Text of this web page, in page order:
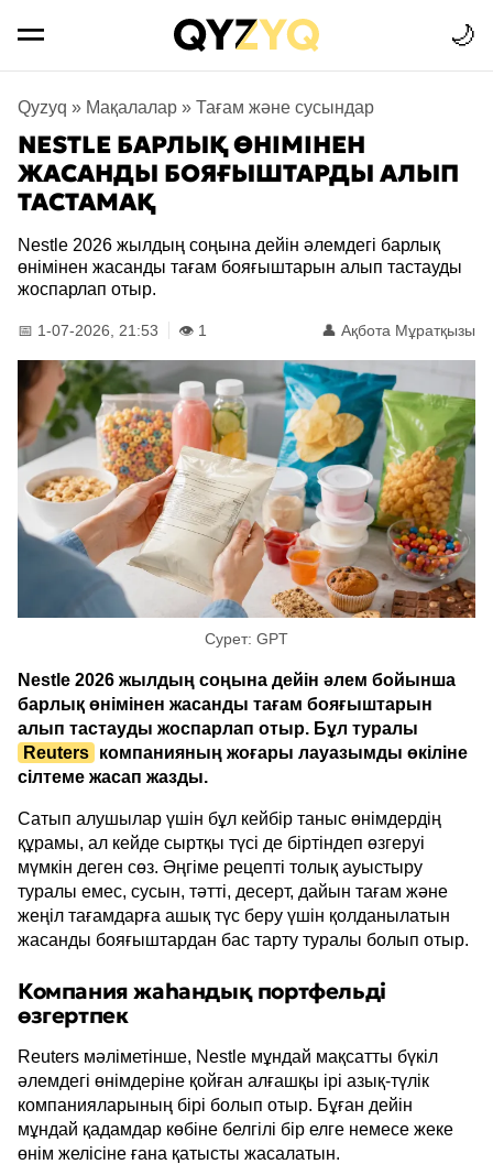
🌙
Qyzyq » Мақалалар » Тағам және сусындар
NESTLE БАРЛЫҚ ӨНІМІНЕН
ЖАСАНДЫ БОЯҒЫШТАРДЫ АЛЫП
ТАСТАМАҚ
Nestle 2026 жылдың соңына дейін әлемдегі барлық
өнімінен жасанды тағам бояғыштарын алып тастауды
жоспарлап отыр.
📅 1-07-2026, 21:53 👁️ 1 👤 Ақбота Мұратқызы
Сурет: GPT
Nestle 2026 жылдың соңына дейін әлем бойынша
барлық өнімінен жасанды тағам бояғыштарын
алып тастауды жоспарлап отыр. Бұл туралы
Reuters компанияның жоғары лауазымды өкіліне
сілтеме жасап жазды.
Сатып алушылар үшін бұл кейбір таныс өнімдердің
құрамы, ал кейде сыртқы түсі де біртіндеп өзгеруі
мүмкін деген сөз. Әңгіме рецепті толық ауыстыру
туралы емес, сусын, тәтті, десерт, дайын тағам және
жеңіл тағамдарға ашық түс беру үшін қолданылатын
жасанды бояғыштардан бас тарту туралы болып отыр.
Компания жаһандық портфельді
өзгертпек
Reuters мәліметінше, Nestle мұндай мақсатты бүкіл
әлемдегі өнімдеріне қойған алғашқы ірі азық-түлік
компанияларының бірі болып отыр. Бұған дейін
мұндай қадамдар көбіне белгілі бір елге немесе жеке
өнім желісіне ғана қатысты жасалатын.